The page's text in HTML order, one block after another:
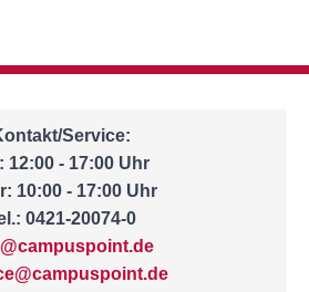
Service:
12:00 - 17:00 Uhr
10:00 - 17:00 Uhr
0421-20074-0